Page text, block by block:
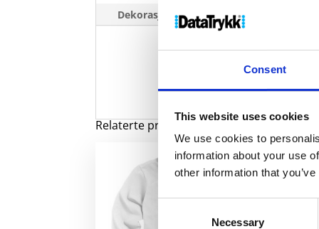
Consent
This website uses cookies
We use cookies to
information about your use
other information that
Necessary
Dekorasjonpriser